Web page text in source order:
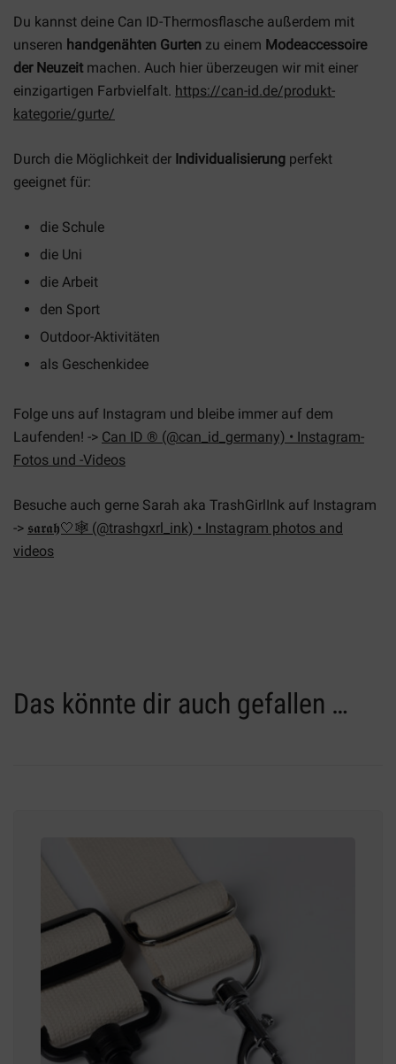
Du kannst deine Can ID-Thermosflasche außerdem mit
unseren handgenähten Gurten zu einem Modeaccessoire
der Neuzeit machen. Auch hier überzeugen wir mit einer
einzigartigen Farbvielfalt. https://can-id.de/produkt-
kategorie/gurte/
Durch die Möglichkeit der Individualisierung perfekt
geeignet für:
die Schule
die Uni
die Arbeit
den Sport
Outdoor-Aktivitäten
als Geschenkidee
Folge uns auf Instagram und bleibe immer auf dem
Laufenden! -> Can ID ® (@can_id_germany) • Instagram-
Fotos und -Videos
Besuche auch gerne Sarah aka TrashGirlInk auf Instagram
-> 𝖘𝖆𝖗𝖆𝖍🤍🕸️ (@trashgxrl_ink) • Instagram photos and
videos
Das könnte dir auch gefallen …